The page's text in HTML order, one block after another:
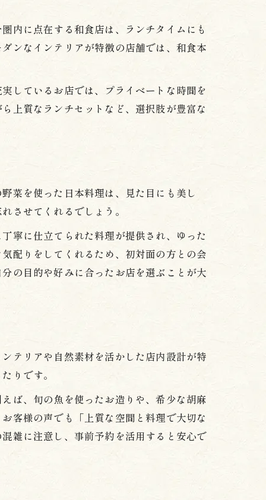
内に点在する和食店は、ランチタイムにも
ンなインテリアが特徴の店舗では、和食本
しているお店では、プライベートな時間を
上質なランチセットなど、選択肢が豊富な
菜を使った日本料理は、見た目にも美し
させてくれるでしょう。
寧に仕立てられた料理が提供され、ゆった
配りをしてくれるため、初対面の方との会
の目的や好みに合ったお店を選ぶことが大
テリアや自然素材を活かした店内設計が特
りです。
ば、旬の魚を使ったお造りや、希少な胡麻
客様の声でも「上質な空間と料理で大切な
雑に注意し、事前予約を活用すると安心で